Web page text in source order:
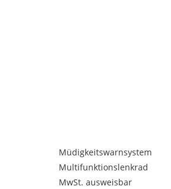
Abblendautomatik und
Müdigkeitswarnsystem
Multifunktionslenkrad
MwSt. ausweisbar